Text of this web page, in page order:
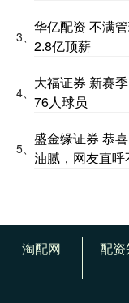
3、
华亿配资 不满
2.8亿顶薪
4、
大福证券 新赛
76人球员
5、
盛金缘证券 恭
油腻，网友直呼
淘配网 配资